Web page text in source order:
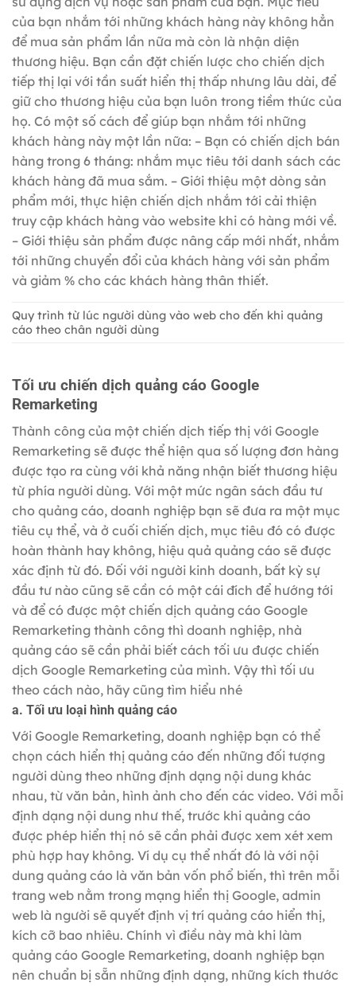
của bạn nhắm tới những khách hàng này không hẳn
để mua sản phẩm lần nữa mà còn là nhận diện
thương hiệu. Bạn cần đặt chiến lược cho chiến dịch
tiếp thị lại với tần suất hiển thị thấp nhưng lâu dài, để
giữ cho thương hiệu của bạn luôn trong tiềm thức của
họ. Có một số cách để giúp bạn nhắm tới những
khách hàng này một lần nữa: – Bạn có chiến dịch bán
hàng trong 6 tháng: nhắm mục tiêu tới danh sách các
khách hàng đã mua sắm. – Giới thiệu một dòng sản
phẩm mới, thực hiện chiến dịch nhắm tới cải thiện
truy cập khách hàng vào website khi có hàng mới về.
– Giới thiệu sản phẩm được nâng cấp mới nhất, nhắm
tới những chuyển đổi của khách hàng với sản phẩm
và giảm % cho các khách hàng thân thiết.
Quy trình từ lúc người dùng vào web cho đến khi quảng
cáo theo chân người dùng
Tối ưu chiến dịch quảng cáo Google
Remarketing
Thành công của một chiến dịch tiếp thị với Google
Remarketing sẽ được thể hiện qua số lượng đơn hàng
được tạo ra cùng với khả năng nhận biết thương hiệu
từ phía người dùng. Với một mức ngân sách đầu tư
cho quảng cáo, doanh nghiệp bạn sẽ đưa ra một mục
tiêu cụ thể, và ở cuối chiến dịch, mục tiêu đó có được
hoàn thành hay không, hiệu quả quảng cáo sẽ được
xác định từ đó. Đối với người kinh doanh, bất kỳ sự
đầu tư nào cũng sẽ cần có một cái đích để hướng tới
và để có được một chiến dịch quảng cáo Google
Remarketing thành công thì doanh nghiệp, nhà
quảng cáo sẽ cần phải biết cách tối ưu được chiến
dịch Google Remarketing của mình. Vậy thì tối ưu
theo cách nào, hãy cũng tìm hiểu nhé
a. Tối ưu loại hình quảng cáo
Với Google Remarketing, doanh nghiệp bạn có thể
chọn cách hiển thị quảng cáo đến những đối tượng
người dùng theo những định dạng nội dung khác
nhau, từ văn bản, hình ảnh cho đến các video. Với mỗi
định dạng nội dung như thế, trước khi quảng cáo
được phép hiển thị nó sẽ cần phải được xem xét xem
phù hợp hay không. Ví dụ cụ thể nhất đó là với nội
dung quảng cáo là văn bản vốn phổ biến, thì trên mỗi
trang web nằm trong mạng hiển thị Google, admin
web là người sẽ quyết định vị trí quảng cáo hiển thị,
kích cỡ bao nhiêu. Chính vì điều này mà khi làm
quảng cáo Google Remarketing, doanh nghiệp bạn
nên chuẩn bị sẵn những định dạng, những kích thước